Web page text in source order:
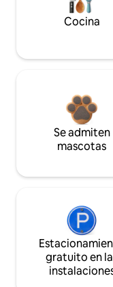
Cocina
Se admiten
mascotas
gratuito en